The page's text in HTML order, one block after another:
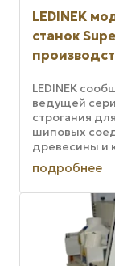
LEDINEK
станок
LEDINEK
ведущей
строгания
шиповых
древесины и
известные
подробнее